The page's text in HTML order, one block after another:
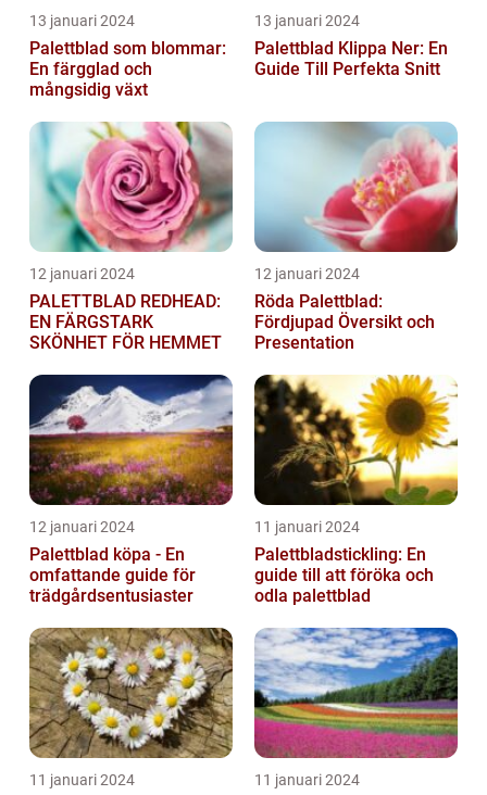
13 januari 2024
Palettblad som blommar:
En färgglad och
mångsidig växt
13 januari 2024
Palettblad Klippa Ner: En
Guide Till Perfekta Snitt
12 januari 2024
PALETTBLAD REDHEAD:
EN FÄRGSTARK
SKÖNHET FÖR HEMMET
12 januari 2024
Röda Palettblad:
Fördjupad Översikt och
Presentation
12 januari 2024
Palettblad köpa - En
omfattande guide för
trädgårdsentusiaster
11 januari 2024
Palettbladstickling: En
guide till att föröka och
odla palettblad
11 januari 2024 11 januari 2024